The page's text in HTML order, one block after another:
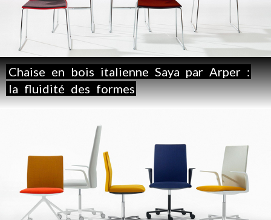
Chaise en bois italienne Saya par Arper :
la fluidité des formes